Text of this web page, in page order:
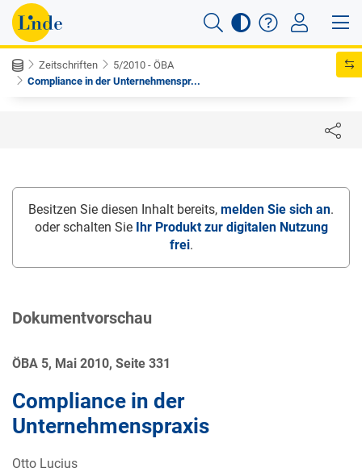
Zeitschriften
5/2010 - ÖBA
Compliance in der Unternehmenspr...
Besitzen Sie diesen Inhalt bereits, melden Sie sich an.
oder schalten Sie Ihr Produkt zur digitalen Nutzung
frei.
Dokumentvorschau
ÖBA 5, Mai 2010, Seite 331
Compliance in der
Unternehmenspraxis
Otto Lucius